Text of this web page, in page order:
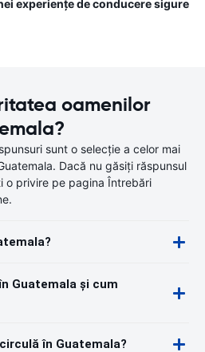
experiențe de conducere sigure
oamenilor
sunt o selecție a celor mai
Dacă nu găsiți răspunsul
o privire pe pagina Întrebări
Guatemala și cum
în Guatemala?